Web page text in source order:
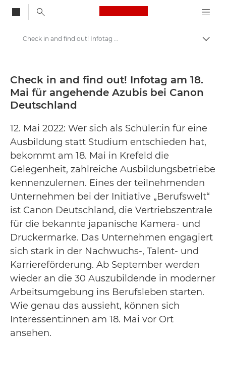
Canon Logo, back
Auf
Newsroom
Pressemitteilungen – Newsroom
Check in and find out! Infotag am 18. Mai für angehende Azubis bei Canon Deutschland - Canon Presse Center
Check in and find out! Infotag am 18.
Mai für angehende Azubis bei Canon
Deutschland
12. Mai 2022: Wer sich als Schüler:in für eine
Ausbildung statt Studium entschieden hat,
bekommt am 18. Mai in Krefeld die
Gelegenheit, zahlreiche Ausbildungsbetriebe
kennenzulernen. Eines der teilnehmenden
Unternehmen bei der Initiative „Berufswelt“
ist Canon Deutschland, die Vertriebszentrale
für die bekannte japanische Kamera- und
Druckermarke. Das Unternehmen engagiert
sich stark in der Nachwuchs-, Talent- und
Karriereförderung. Ab September werden
wieder an die 30 Auszubildende in moderner
Arbeitsumgebung ins Berufsleben starten.
Wie genau das aussieht, können sich
Interessent:innen am 18. Mai vor Ort
ansehen.